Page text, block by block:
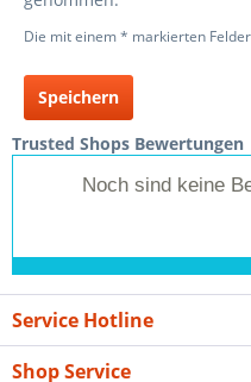
Die mit einem * markierten
Speichern
Trusted Shops Bewertungen
Noch sind keine
Service Hotline
Shop Service